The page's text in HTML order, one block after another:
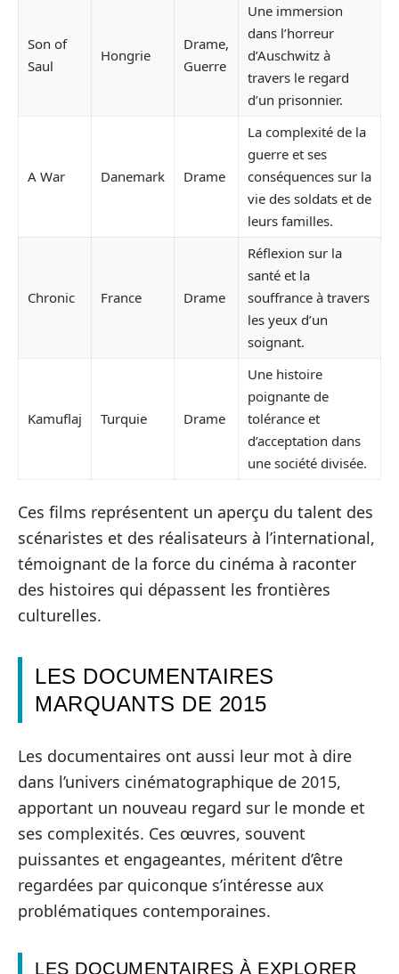
Son of
Saul
Hongrie
Drame,
Guerre
Une immersion
dans l’horreur
d’Auschwitz à
travers le regard
d’un prisonnier.
A War Danemark Drame
La complexité de la
guerre et ses
conséquences sur la
vie des soldats et de
leurs familles.
Chronic France Drame
Réflexion sur la
santé et la
souffrance à travers
les yeux d’un
soignant.
Kamuflaj Turquie Drame
Une histoire
poignante de
tolérance et
d’acceptation dans
une société divisée.
Ces films représentent un aperçu du talent des
scénaristes et des réalisateurs à l’international,
témoignant de la force du cinéma à raconter
des histoires qui dépassent les frontières
culturelles.
LES DOCUMENTAIRES
MARQUANTS DE 2015
Les documentaires ont aussi leur mot à dire
dans l’univers cinématographique de 2015,
apportant un nouveau regard sur le monde et
ses complexités. Ces œuvres, souvent
puissantes et engageantes, méritent d’être
regardées par quiconque s’intéresse aux
problématiques contemporaines.
LES DOCUMENTAIRES À EXPLORER